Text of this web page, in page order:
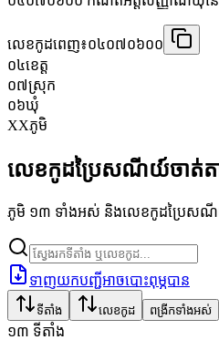
លេខកូដពេញ៖០៤០៧០៦០០
០៤ខេត្ត
០៧ស្រុក
០៦ឃុំ
XXភូមិ
លេខកូដប្រៃសណីយ៍ចាត់ត
ភូមិ ១៣ ទាំងអស់ និងលេខកូដប្រៃសណី
ទាញយកបញ្ជីអាចបោះពុម្ភបាន
ទីតាំង លេខកូដ ពង្រីកទាំងអស់
១៣ ទីតាំង